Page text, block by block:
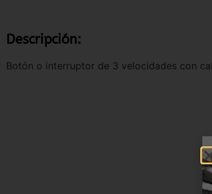
Descripción:
Botón o interruptor de 3 velocidades con